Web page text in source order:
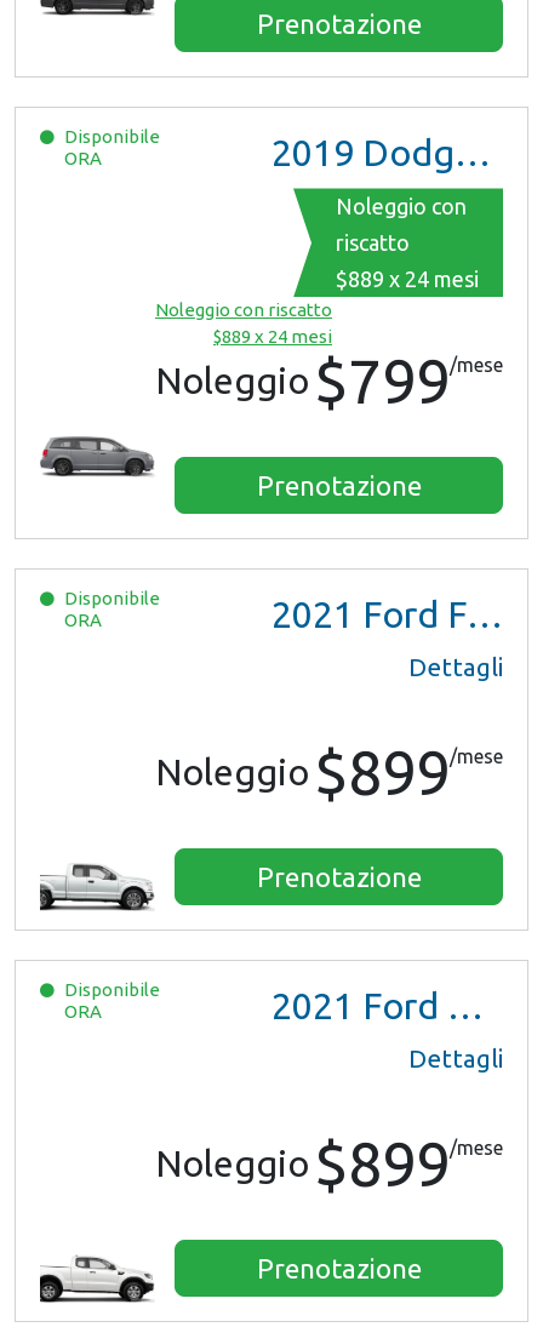
Prenotazione
Disponibile
ORA
2019 Dodge Grand Caravan
Noleggio con
riscatto
$889 x 24 mesi
Noleggio con riscatto
$889 x 24 mesi
Noleggio $799/mese
Prenotazione
Disponibile
ORA
2021 Ford F150 XL Ext Cab
Dettagli
Noleggio $899/mese
Prenotazione
Disponibile
ORA
2021 Ford Ranger XL Ext Cab
Dettagli
Noleggio $899/mese
Prenotazione